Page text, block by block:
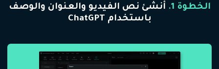
الخطوة 1.
أنشئ نص الفيديو والعنوان والوصف
باستخدام ChatGPT